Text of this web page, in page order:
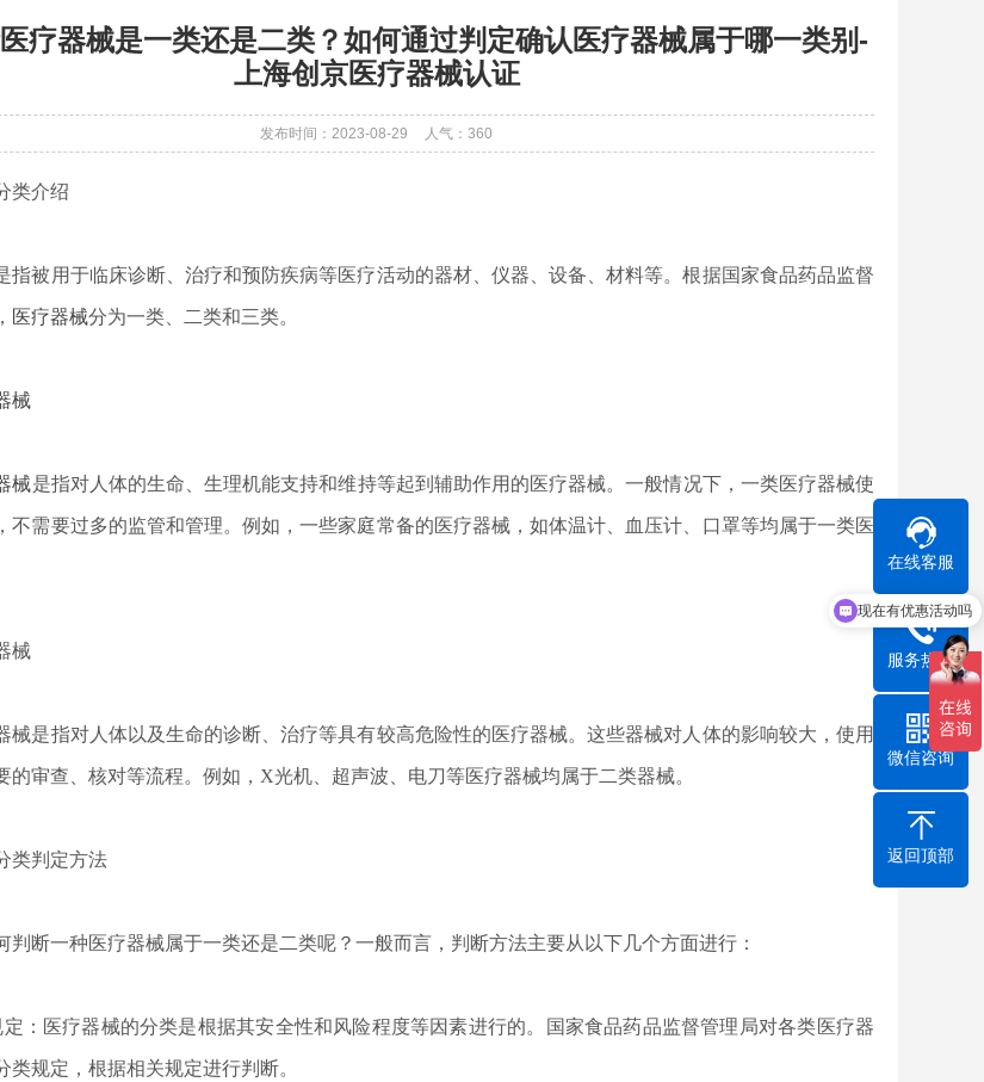
求 并列标准：···
疗器械是一类还是二类？如何通过判定确认医疗器械属于哪一类别-
上海创京医疗器械认证
发布时间：2023-08-29 人气： 360
类介绍
指被用于临床诊断、治疗和预防疾病等医疗活动的器材、仪器、设备、材料等。根据国家食品药品监督
医疗器械分为一类、二类和三类。
械
械是指对人体的生命、生理机能支持和维持等起到辅助作用的医疗器械。一般情况下，一类医疗器械使
不需要过多的监管和管理。例如，一些家庭常备的医疗器械，如体温计、血压计、口罩等均属于一类医
械
是指对人体以及生命的诊断、治疗等具有较高危险性的医疗器械。这些器械对人体的影响较大，使用
的审查、核对等流程。例如，X光机、超声波、电刀等医疗器械均属于二类器械。
判定方法
一种医疗器械属于一类还是二类呢？一般而言，判断方法主要从以下几个方面进行：
医疗器械的分类是根据其安全性和风险程度等因素进行的。国家食品药品监督管理局对各类医疗器
类规定，根据相关规定进行判断。
在线客服
服务热线
微信咨询
返回顶部
现在有优惠活动吗